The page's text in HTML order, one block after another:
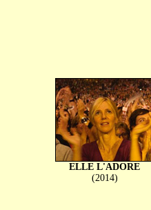
ELLE L'ADORE
(2014)